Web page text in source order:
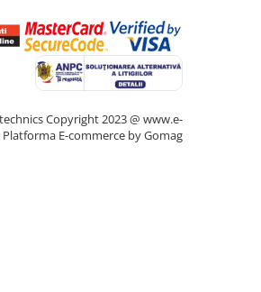
Copyright 2023 @ www.e-
Platforma E-commerce by Gomag